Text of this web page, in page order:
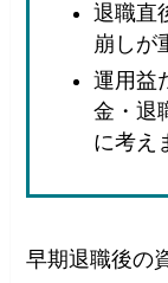
退職直
崩しが
運用益
金・退
に考え
早期退職後の